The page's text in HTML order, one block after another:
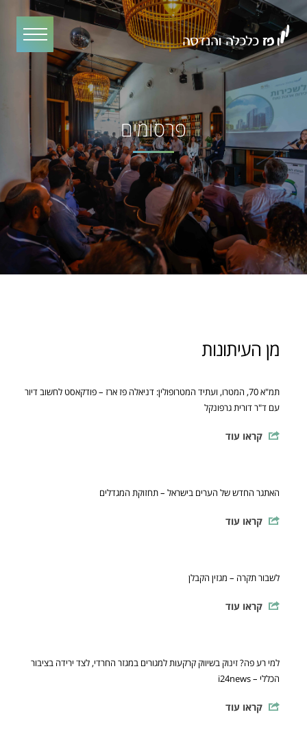
פרסומים
מן העיתונות
תמ"א 70, המטרו, ועתיד המטרופולין: דניאלה פז ארז – פודקאסט לחשוב דיור
עם ד"ר דורית גרפונקל
קראו עוד
האתגר החדש של הערים בישראל – תחזוקת המגדלים
קראו עוד
לשבור תקרה – מגזין הקבלן
קראו עוד
למי רע פה? זינוק בשיווק קרקעות למגורים במגזר החרדי, לצד ירידה בציבור
הכללי – i24news
קראו עוד